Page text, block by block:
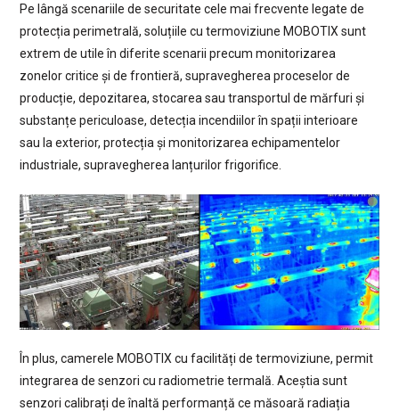
Pe lângă scenariile de securitate cele mai frecvente legate de
protecția perimetrală, soluțiile cu termoviziune MOBOTIX sunt
extrem de utile în diferite scenarii precum monitorizarea
zonelor critice și de frontieră, supravegherea proceselor de
producție, depozitarea, stocarea sau transportul de mărfuri și
substanțe periculoase, detecția incendiilor în spații interioare
sau la exterior, protecția și monitorizarea echipamentelor
industriale, supravegherea lanțurilor frigorifice.
În plus, camerele MOBOTIX cu facilități de termoviziune, permit
integrarea de senzori cu radiometrie termală. Aceștia sunt
senzori calibrați de înaltă performanță ce măsoară radiația